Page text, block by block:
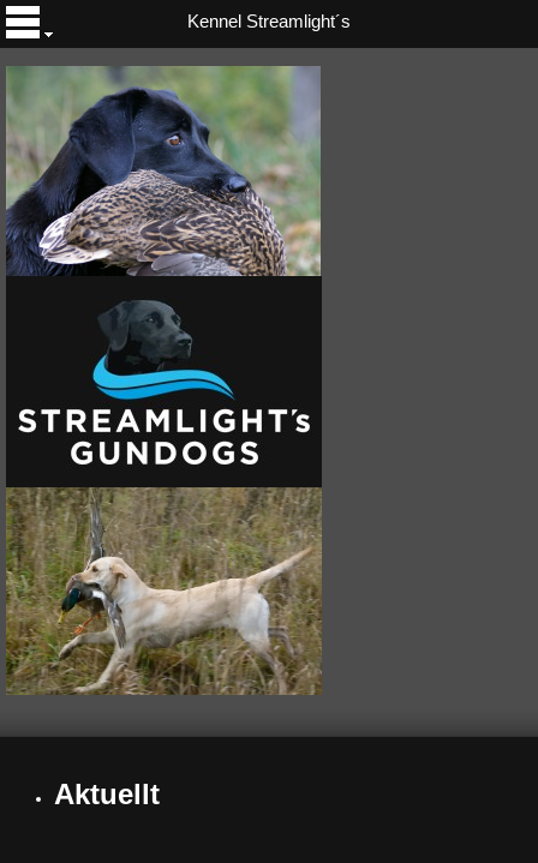
Kennel Streamlight´s
Aktuellt